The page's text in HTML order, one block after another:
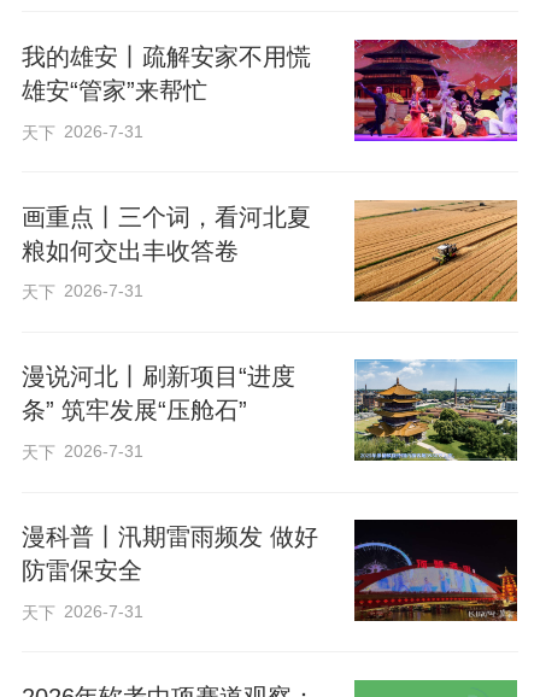
我的雄安丨疏解安家不用慌
雄安“管家”来帮忙
天下 2026-7-31
画重点丨三个词，看河北夏
粮如何交出丰收答卷
天下 2026-7-31
漫说河北丨刷新项目“进度
条” 筑牢发展“压舱石”
天下 2026-7-31
漫科普丨汛期雷雨频发 做好
防雷保安全
天下 2026-7-31